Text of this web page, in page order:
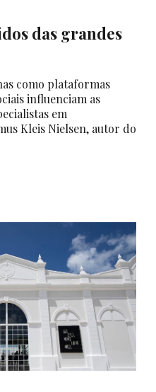
das grandes
como plataformas
influenciam as
em
Kleis Nielsen, autor do